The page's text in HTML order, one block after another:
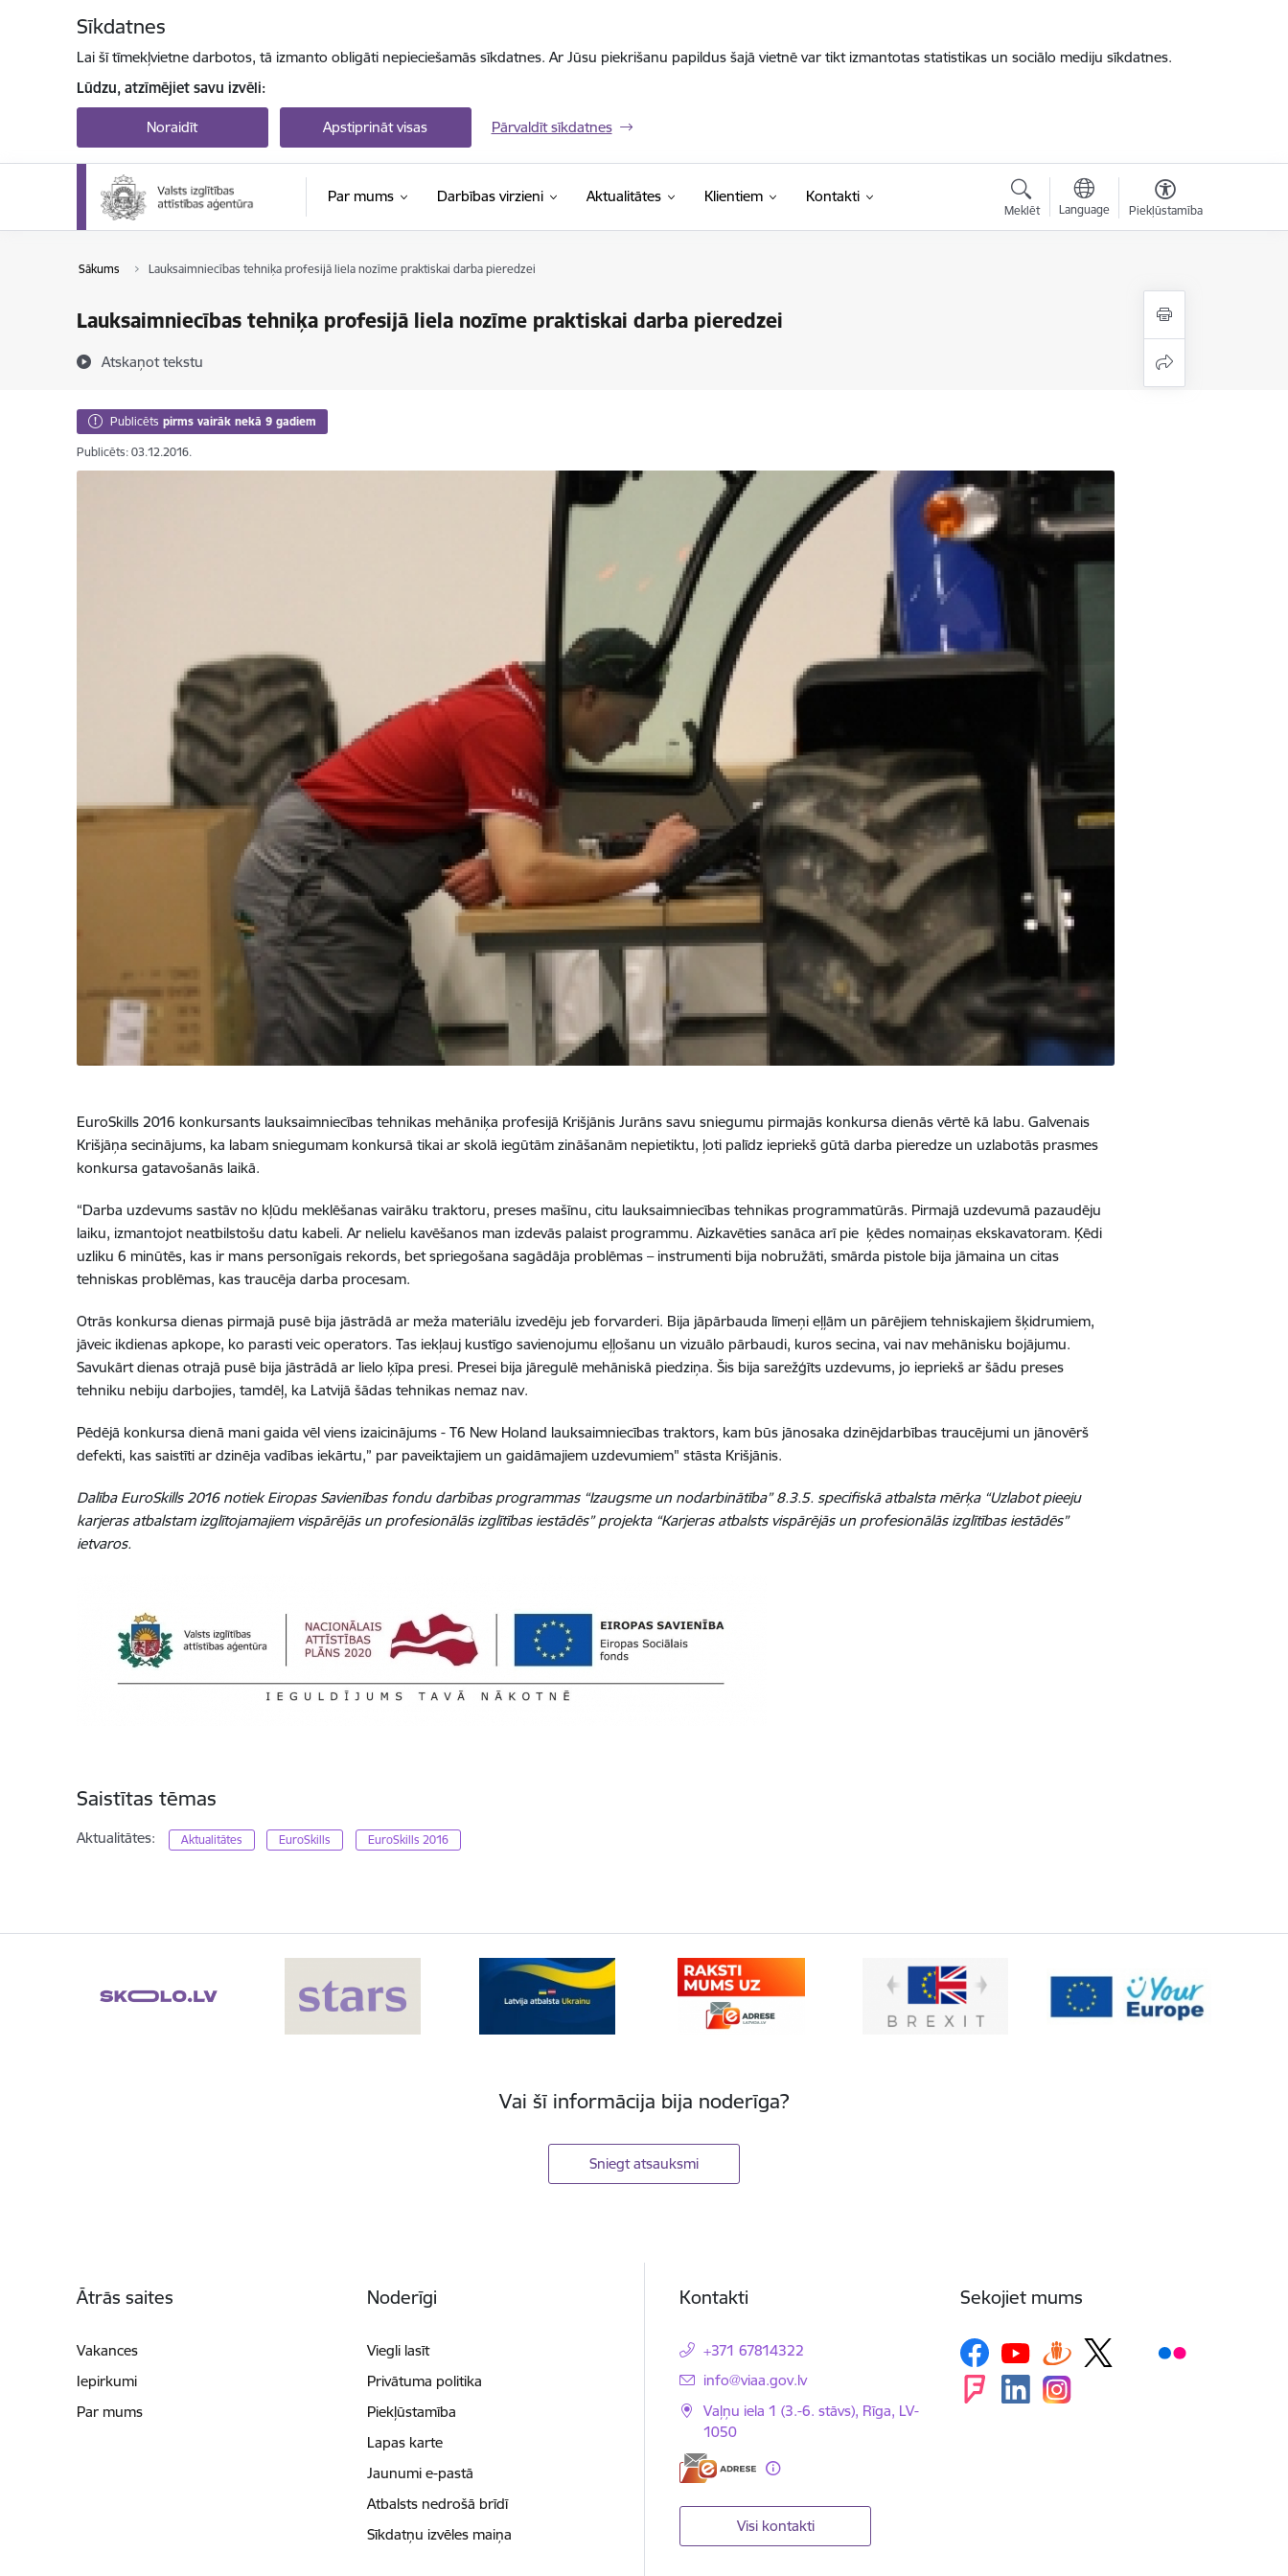
Sīkdatnes
Lai šī tīmekļvietne darbotos, tā izmanto obligāti nepieciešamās sīkdatnes. Ar Jūsu piekrišanu papildus šajā vietnē var tikt izmantotas statistikas un sociālo mediju sīkdatnes.
Lūdzu, atzīmējiet savu izvēli:
Noraidīt Apstiprināt visas Pārvaldīt sīkdatnes
Par mums Darbības virzieni Aktualitātes Klientiem Kontakti
Meklēt Language Piekļūstamība
Sākums Lauksaimniecības tehniķa profesijā liela nozīme praktiskai darba pieredzei
Lauksaimniecības tehniķa profesijā liela nozīme praktiskai darba pieredzei
Atskaņot tekstu
Publicēts pirms vairāk nekā 9 gadiem
Publicēts: 03.12.2016.
EuroSkills 2016 konkursants lauksaimniecības tehnikas mehāniķa profesijā Krišjānis Jurāns savu sniegumu pirmajās konkursa dienās vērtē kā labu. Galvenais
Krišjāņa secinājums, ka labam sniegumam konkursā tikai ar skolā iegūtām zināšanām nepietiktu, ļoti palīdz iepriekš gūtā darba pieredze un uzlabotās prasmes
konkursa gatavošanās laikā.
“Darba uzdevums sastāv no kļūdu meklēšanas vairāku traktoru, preses mašīnu, citu lauksaimniecības tehnikas programmatūrās. Pirmajā uzdevumā pazaudēju
laiku, izmantojot neatbilstošu datu kabeli. Ar nelielu kavēšanos man izdevās palaist programmu. Aizkavēties sanāca arī pie ķēdes nomaiņas ekskavatoram. Ķēdi
uzliku 6 minūtēs, kas ir mans personīgais rekords, bet spriegošana sagādāja problēmas – instrumenti bija nobružāti, smārda pistole bija jāmaina un citas
tehniskas problēmas, kas traucēja darba procesam.
Otrās konkursa dienas pirmajā pusē bija jāstrādā ar meža materiālu izvedēju jeb forvarderi. Bija jāpārbauda līmeņi eļļām un pārējiem tehniskajiem šķidrumiem,
jāveic ikdienas apkope, ko parasti veic operators. Tas iekļauj kustīgo savienojumu eļļošanu un vizuālo pārbaudi, kuros secina, vai nav mehānisku bojājumu.
Savukārt dienas otrajā pusē bija jāstrādā ar lielo ķīpa presi. Presei bija jāregulē mehāniskā piedziņa. Šis bija sarežģīts uzdevums, jo iepriekš ar šādu preses
tehniku nebiju darbojies, tamdēļ, ka Latvijā šādas tehnikas nemaz nav.
Pēdējā konkursa dienā mani gaida vēl viens izaicinājums - T6 New Holand lauksaimniecības traktors, kam būs jānosaka dzinējdarbības traucējumi un jānovērš
defekti, kas saistīti ar dzinēja vadības iekārtu,” par paveiktajiem un gaidāmajiem uzdevumiem" stāsta Krišjānis.
Dalība EuroSkills 2016 notiek Eiropas Savienības fondu darbības programmas “Izaugsme un nodarbinātība” 8.3.5. specifiskā atbalsta mērķa “Uzlabot pieeju
karjeras atbalstam izglītojamajiem vispārējās un profesionālās izglītības iestādēs” projekta “Karjeras atbalsts vispārējās un profesionālās izglītības iestādēs”
ietvaros.
Saistītas tēmas
Aktualitātes: Aktualitātes EuroSkills EuroSkills 2016
Vai šī informācija bija noderīga?
Sniegt atsauksmi
Ātrās saites
Vakances
Iepirkumi
Par mums
Noderīgi
Viegli lasīt
Privātuma politika
Piekļūstamība
Lapas karte
Jaunumi e-pastā
Atbalsts nedrošā brīdī
Sīkdatņu izvēles maiņa
Kontakti
+371 67814322
E-pasts:
info@viaa.gov.lv
Vaļņu iela 1 (3.-6. stāvs), Rīga, LV-
1050
Visi kontakti
Sekojiet mums